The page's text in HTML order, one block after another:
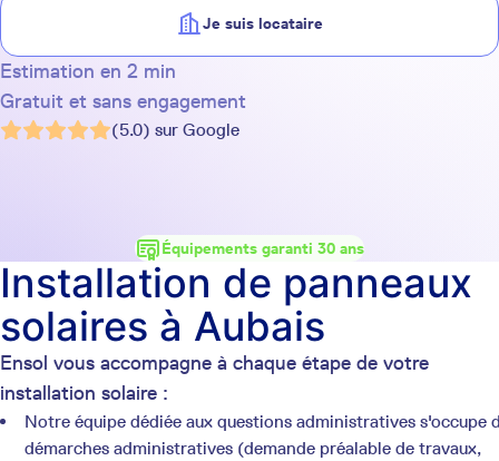
Je suis locataire
Estimation en 2 min
Gratuit et sans engagement
(5.0) sur Google
Équipements garanti 30 ans
Ensol vous accompagne à chaque étape de votre
installation solaire :
Notre équipe dédiée aux questions administratives s'occupe
démarches administratives (demande préalable de travaux,
Installation de panneaux
solaires à Aubais